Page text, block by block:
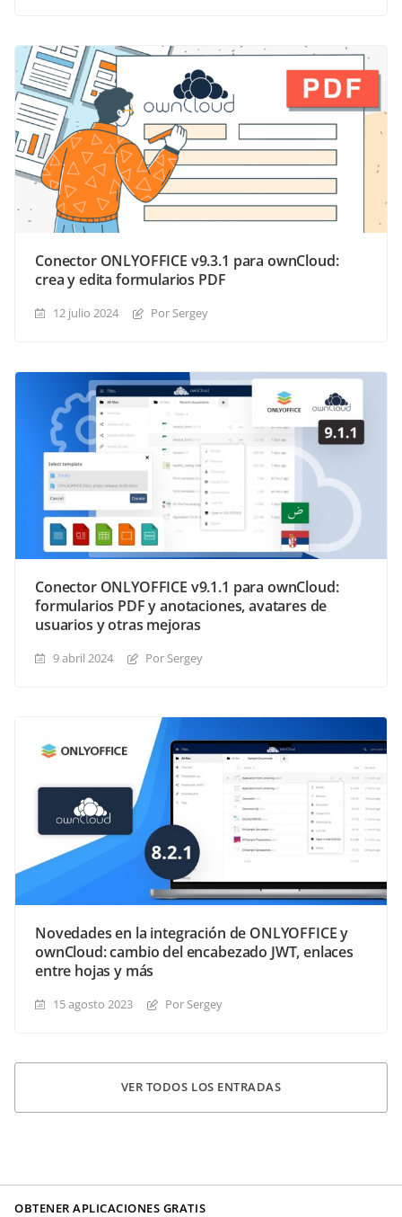
Conector ONLYOFFICE v9.3.1 para ownCloud:
crea y edita formularios PDF
12 julio 2024 Por Sergey
Conector ONLYOFFICE v9.1.1 para ownCloud:
formularios PDF y anotaciones, avatares de
usuarios y otras mejoras
9 abril 2024 Por Sergey
Novedades en la integración de ONLYOFFICE y
ownCloud: cambio del encabezado JWT, enlaces
entre hojas y más
15 agosto 2023 Por Sergey
VER TODOS LOS ENTRADAS
OBTENER APLICACIONES GRATIS